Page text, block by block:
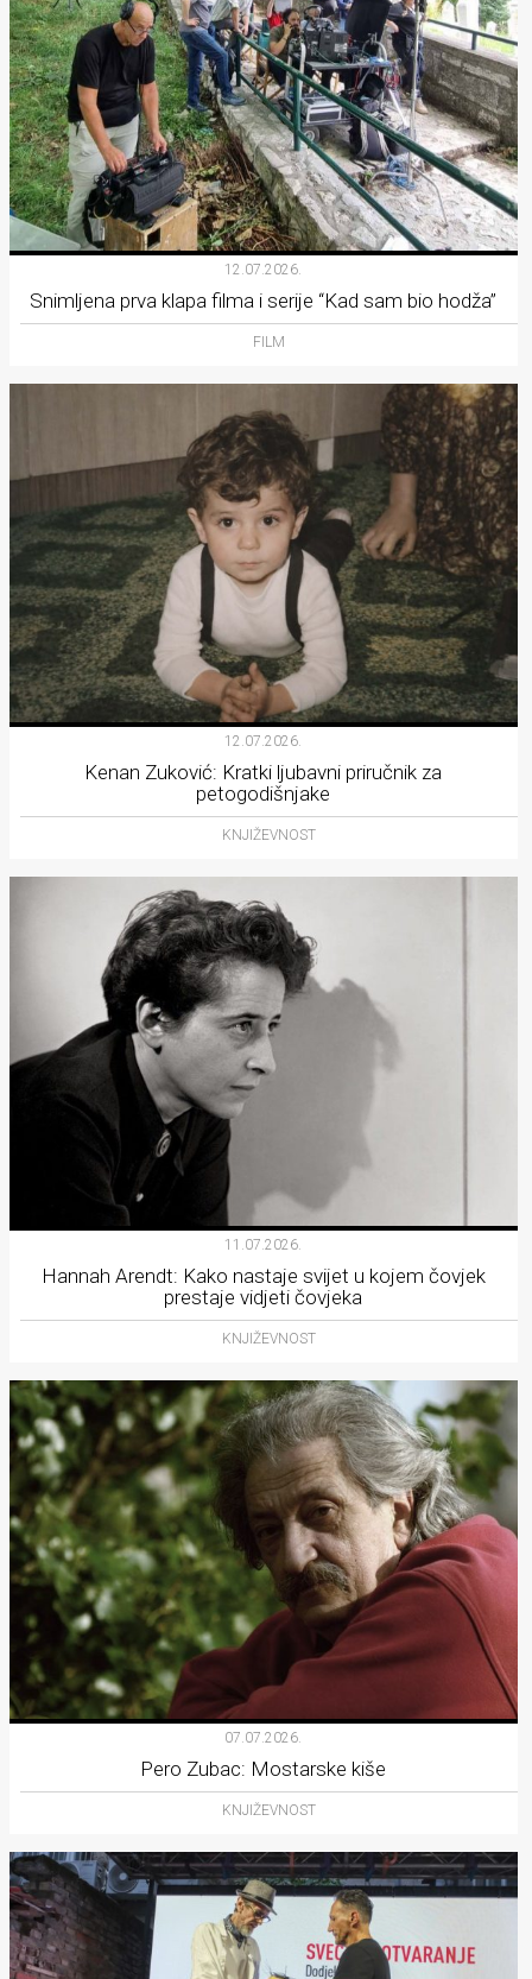
12.07.2026.
Snimljena prva klapa filma i serije “Kad sam bio hodža”
FILM
12.07.2026.
Kenan Zuković: Kratki ljubavni priručnik za
petogodišnjake
KNJIŽEVNOST
11.07.2026.
Hannah Arendt: Kako nastaje svijet u kojem čovjek
prestaje vidjeti čovjeka
KNJIŽEVNOST
07.07.2026.
Pero Zubac: Mostarske kiše
KNJIŽEVNOST